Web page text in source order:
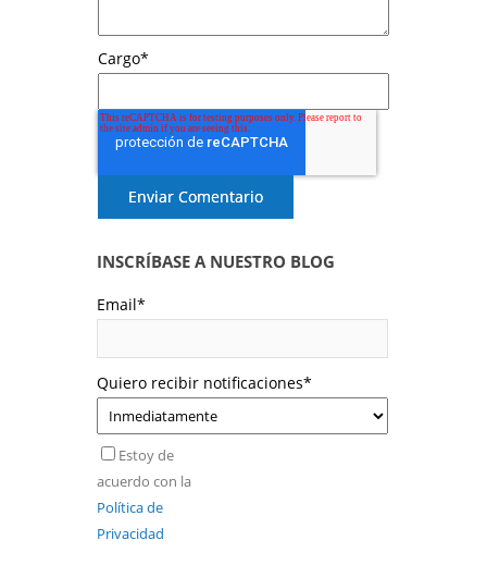
Cargo*
INSCRÍBASE A NUESTRO BLOG
Email*
Quiero recibir notificaciones*
Estoy de
acuerdo con la
Política de
Privacidad